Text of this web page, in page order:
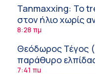
Tanmaxxing: To
στον ήλιο χωρίς
8:28 πμ
Θεόδωρος Τέγος
παράθυρο
ασθενείς μέσω
7:41 πμ